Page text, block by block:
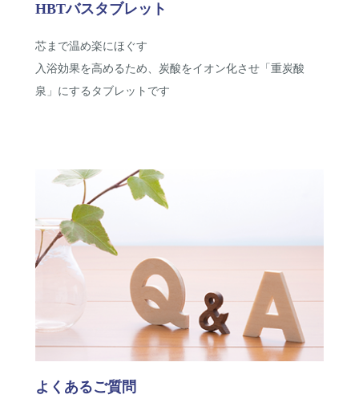
HBTバスタブレット
芯まで温め楽にほぐす
入浴効果を高めるため、炭酸をイオン化させ「重炭酸
泉」にするタブレットです
よくあるご質問